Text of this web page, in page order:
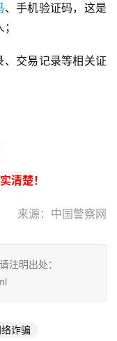
、手机验证码，这是
、交易记录等相关证
清楚！
来源：中国警察网
注明出处：
诈骗